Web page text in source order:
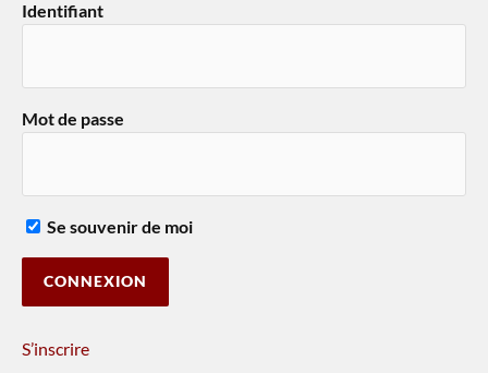
Identifiant
Mot de passe
Se souvenir de moi
S’inscrire